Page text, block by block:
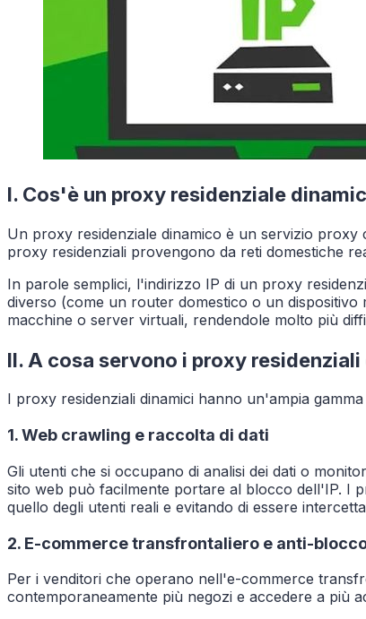
I. Cos'è un proxy residenziale
Un proxy residenziale dinamico è un servizio
proxy residenziali provengono da reti domestiche
In parole semplici, l'indirizzo IP di un proxy
diverso (come un router domestico o un dispositivo
macchine o server virtuali, rendendole molto più
II. A cosa servono i proxy
I proxy residenziali dinamici hanno un'ampia
1. Web crawling e raccolta di dati
Gli utenti che si occupano di analisi dei dati o
sito web può facilmente portare al blocco dell'IP. I
quello degli utenti reali e evitando di essere
2. E-commerce transfrontaliero e anti-
Per i venditori che operano nell'e-commerce
contemporaneamente più negozi e accedere a più